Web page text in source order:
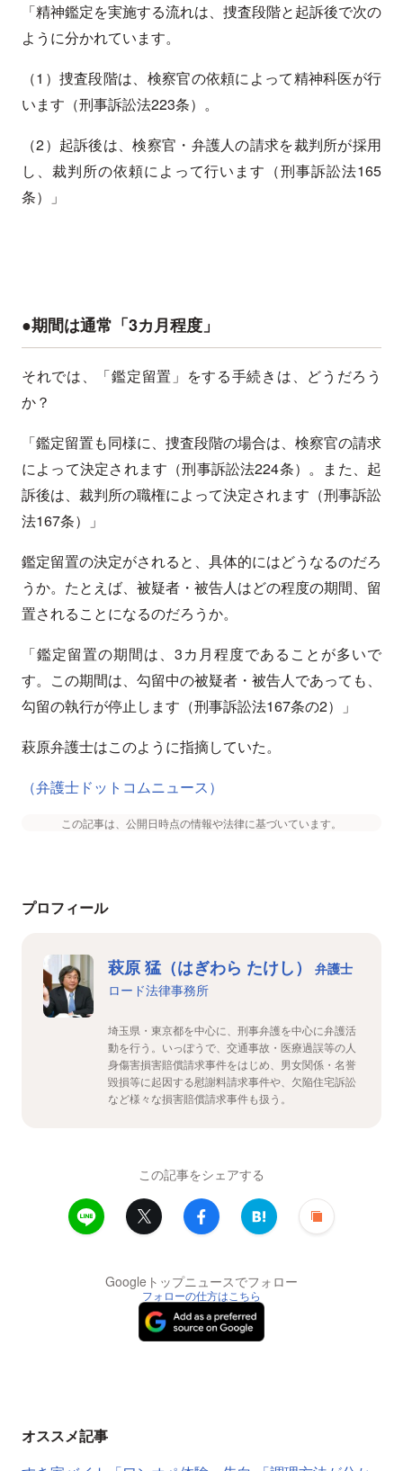
「精神鑑定を実施する流れは、捜査段階と起訴後で次の
ように分かれています。
（1）捜査段階は、検察官の依頼によって精神科医が行
います（刑事訴訟法223条）。
（2）起訴後は、検察官・弁護人の請求を裁判所が採用
し、裁判所の依頼によって行います（刑事訴訟法165
条）」
●期間は通常「3カ月程度」
それでは、「鑑定留置」をする手続きは、どうだろう
か？
「鑑定留置も同様に、捜査段階の場合は、検察官の請求
によって決定されます（刑事訴訟法224条）。また、起
訴後は、裁判所の職権によって決定されます（刑事訴訟
法167条）」
鑑定留置の決定がされると、具体的にはどうなるのだろ
うか。たとえば、被疑者・被告人はどの程度の期間、留
置されることになるのだろうか。
「鑑定留置の期間は、3カ月程度であることが多いで
す。この期間は、勾留中の被疑者・被告人であっても、
勾留の執行が停止します（刑事訴訟法167条の2）」
萩原弁護士はこのように指摘していた。
（弁護士ドットコムニュース）
この記事は、公開日時点の情報や法律に基づいています。
プロフィール
萩原 猛（はぎわら たけし）
弁護士
ロード法律事務所
埼玉県・東京都を中心に、刑事弁護を中心に弁護活
動を行う。いっぽうで、交通事故・医療過誤等の人
身傷害損害賠償請求事件をはじめ、男女関係・名誉
毀損等に起因する慰謝料請求事件や、欠陥住宅訴訟
など様々な損害賠償請求事件も扱う。
この記事をシェアする
Googleトップニュースでフォロー
フォローの仕方はこちら
オススメ記事